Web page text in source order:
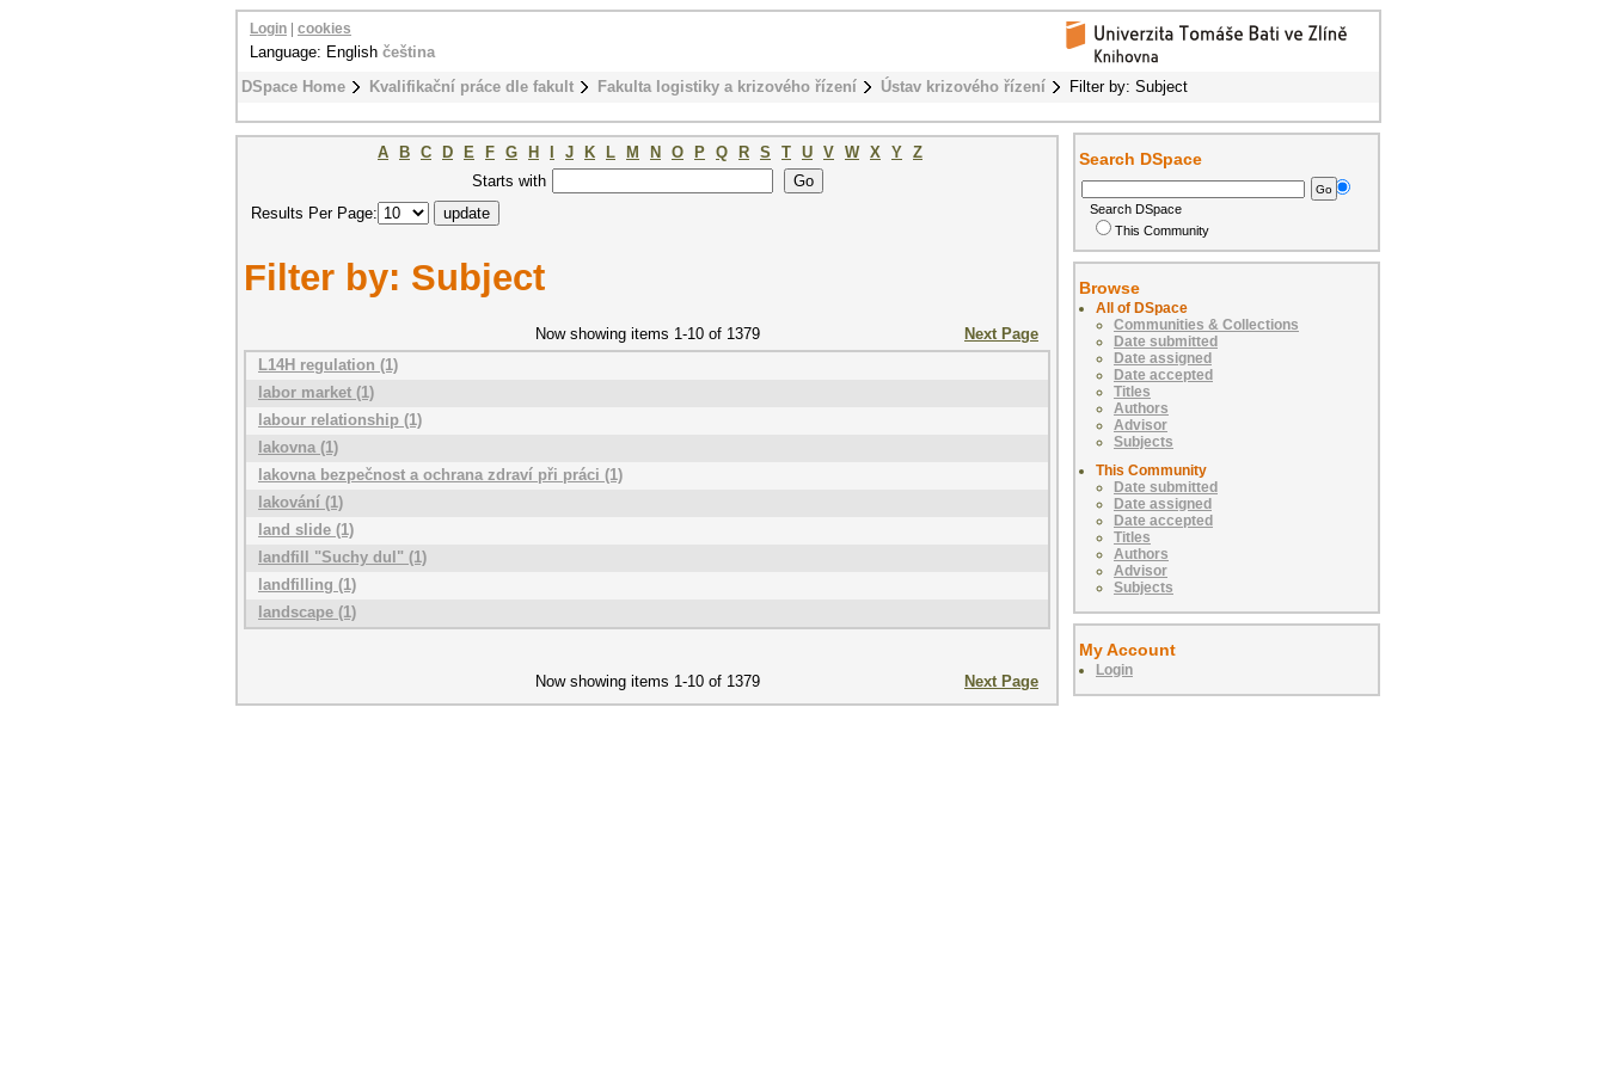
DSpace Home Kvalifikační práce dle fakult Fakulta logistiky a krizového řízení Ústav krizového řízení Filter by: Subject
Login cookies
Language: English čeština
A B C D E F G H J K L M N O P Q R S T U V W X Y Z
Starts with
Results Per Page:
Filter by: Subject
Now showing items 1-10 of 1379
Next Page
L14H regulation (1)
labor market (1)
labour relationship (1)
lakovna (1)
lakovna bezpečnost a ochrana zdraví při práci (1)
lakování (1)
land slide (1)
landfill "Suchy dul" (1)
landfilling (1)
landscape (1)
Now showing items 1-10 of 1379 Next Page
Search DSpace
Search DSpace
This Community
Browse
All of DSpace
Communities & Collections
Date submitted
Date assigned
Date accepted
Titles
Authors
Advisor
Subjects
This Community
Date submitted
Date assigned
Date accepted
Titles
Authors
Advisor
Subjects
My Account
Login